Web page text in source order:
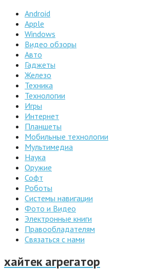
Android
Apple
Windows
Видео обзоры
Авто
Гаджеты
Железо
Техника
Технологии
Игры
Интернет
Планшеты
Мобильные технологии
Мультимедиа
Наука
Оружие
Софт
Роботы
Системы навигации
Фото и Видео
Электронные книги
Правообладателям
Связаться с нами
хайтек агрегатор